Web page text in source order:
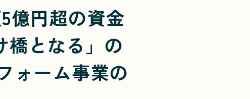
億円超の資金
橋となる」の
ォーム事業の